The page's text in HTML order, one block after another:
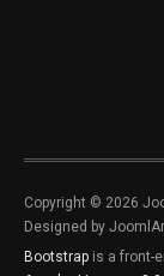
Copyright © 2026
Designed by
Bootstrap is a front-